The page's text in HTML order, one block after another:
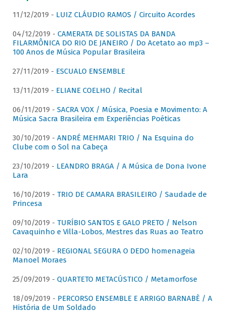
11/12/2019 - LUIZ CLÁUDIO RAMOS / Circuito Acordes
04/12/2019 - CAMERATA DE SOLISTAS DA BANDA
FILARMÔNICA DO RIO DE JANEIRO / Do Acetato ao mp3 –
100 Anos de Música Popular Brasileira
27/11/2019 - ESCUALO ENSEMBLE
13/11/2019 - ELIANE COELHO / Recital
06/11/2019 - SACRA VOX / Música, Poesia e Movimento: A
Música Sacra Brasileira em Experiências Poéticas
30/10/2019 - ANDRÉ MEHMARI TRIO / Na Esquina do
Clube com o Sol na Cabeça
23/10/2019 - LEANDRO BRAGA / A Música de Dona Ivone
Lara
16/10/2019 - TRIO DE CAMARA BRASILEIRO / Saudade de
Princesa
09/10/2019 - TURÍBIO SANTOS E GALO PRETO / Nelson
Cavaquinho e Villa-Lobos, Mestres das Ruas ao Teatro
02/10/2019 - REGIONAL SEGURA O DEDO homenageia
Manoel Moraes
25/09/2019 - QUARTETO METACÚSTICO / Metamorfose
18/09/2019 - PERCORSO ENSEMBLE E ARRIGO BARNABÈ / A
História de Um Soldado